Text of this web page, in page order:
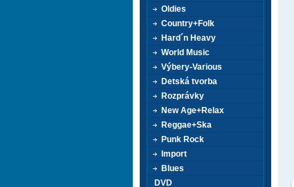
Oldies
Country+Folk
Hard´n Heavy
World Music
Výbery-Various
Detská tvorba
Rozprávky
New Age+Relax
Reggae+Ska
Punk Rock
Import
Blues
DVD